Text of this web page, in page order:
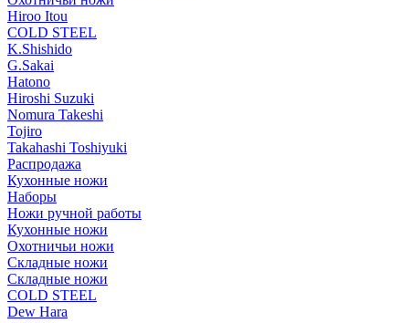
Hiroo Itou
COLD STEEL
K.Shishido
G.Sakai
Hatono
Hiroshi Suzuki
Nomura Takeshi
Tojiro
Takahashi Toshiyuki
Распродажа
Кухонные ножи
Наборы
Ножи ручной работы
Кухонные ножи
Охотничьи ножи
Складные ножи
Складные ножи
COLD STEEL
Dew Hara